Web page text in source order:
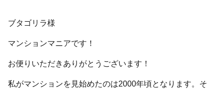
ブタゴリラ様
マンションマニアです！
お便りいただきありがとうございます！
私がマンションを見始めたのは2000年頃となります。そ